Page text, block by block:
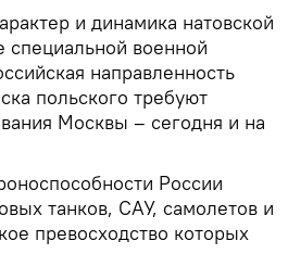
и динамика натовской
военной
направленность
польского требуют
Москвы – сегодня и на
России
танков, САУ, самолетов и
превосходство которых